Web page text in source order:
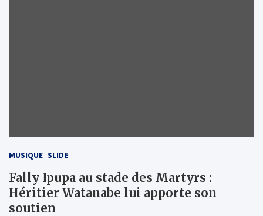
MUSIQUE SLIDE
Fally Ipupa au stade des Martyrs :
Héritier Watanabe lui apporte son
soutien